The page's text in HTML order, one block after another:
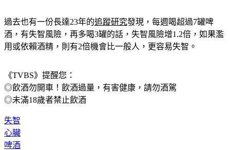
過去也有一份長達23年的追蹤研究發現，每週喝超過7罐啤
酒，有失智風險，再多喝3罐的話，失智風險增1.2倍，如果濫
用或依賴酒精，則有2倍機會比一般人，更容易失智。
《TVBS》提醒您：
◎飲酒勿開車！飲酒過量，有害健康，請勿酒駕
◎未滿18歲者禁止飲酒
失智
心臟
啤酒